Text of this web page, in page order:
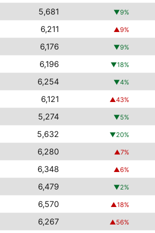
5,681 ▼9%
6,211 ▲9%
6,176 ▼9%
6,196 ▼18%
6,254 ▼4%
6,121 ▲43%
5,274 ▼5%
5,632 ▼20%
6,280 ▲7%
6,348 ▲6%
6,479 ▼2%
6,570 ▲18%
6,267 ▲56%